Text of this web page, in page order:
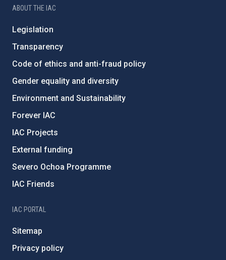
ABOUT THE IAC
Legislation
Transparency
Code of ethics and anti-fraud policy
Gender equality and diversity
Environment and Sustainability
Forever IAC
IAC Projects
External funding
Severo Ochoa Programme
IAC Friends
IAC PORTAL
Sitemap
Privacy policy